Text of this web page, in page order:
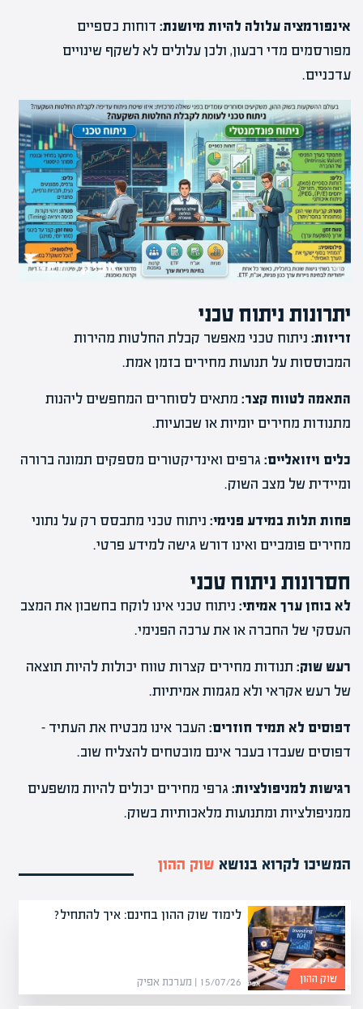
אינפורמציה עלולה להיות מיושנת: דוחות כספיים
מפורסמים מדי רבעון, ולכן עלולים לא לשקף שינויים
עדכניים.
יתרונות ניתוח טכני
זריזות: ניתוח טכני מאפשר קבלת החלטות מהירות
המבוססות על תנועות מחירים בזמן אמת.
התאמה לטווח קצר: מתאים לסוחרים המחפשים ליהנות
מתנודות מחירים יומיות או שבועיות.
כלים ויזואליים: גרפים ואינדיקטורים מספקים תמונה ברורה
ומיידית של מצב השוק.
פחות תלות במידע פנימי: ניתוח טכני מתבסס רק על נתוני
מחירים פומביים ואינו דורש גישה למידע פרטי.
חסרונות ניתוח טכני
לא בוחן ערך אמיתי: ניתוח טכני אינו לוקח בחשבון את המצב
העסקי של החברה או את ערכה הפנימי.
רעש שוק: תנודות מחירים קצרות טווח יכולות להיות תוצאה
של רעש אקראי ולא מגמות אמיתיות.
דפוסים לא תמיד חוזרים: העבר אינו מבטיח את העתיד –
דפוסים שעבדו בעבר אינם מובטחים להצליח שוב.
רגישות למניפולציות: גרפי מחירים יכולים להיות מושפעים
ממניפולציות ומתנועות מלאכותיות בשוק.
המשיכו לקרוא בנושא שוק ההון
לימוד שוק ההון בחינם: איך להתחיל?
15/07/26 | מערכת אפיק שוק ההון